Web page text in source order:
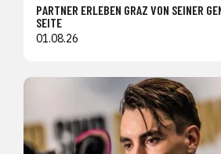
PARTNER ERLEBEN GRAZ VON SEINER
SEITE
01.08.26